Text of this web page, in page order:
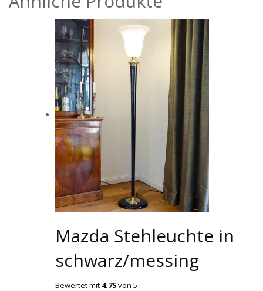
Mazda Stehleuchte in
schwarz/messing
Bewertet mit 4.75von 5